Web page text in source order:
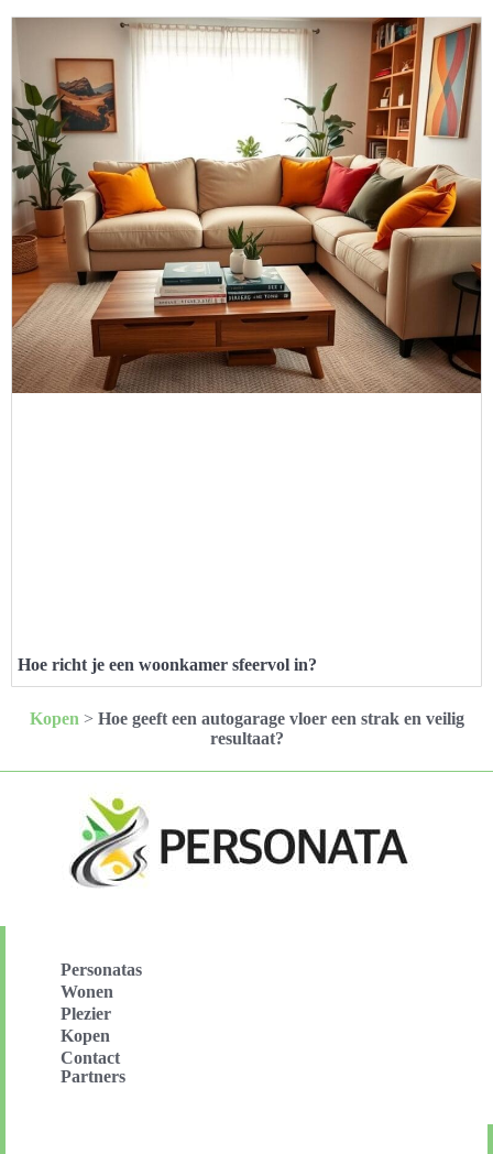
Hoe richt je een woonkamer sfeervol in?
Kopen > Hoe geeft een autogarage vloer een strak en veilig
resultaat?
Personatas
Wonen
Plezier
Kopen
Contact
Partners